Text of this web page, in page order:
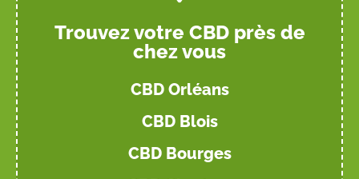
Trouvez votre CBD près de
chez vous
CBD Orléans
CBD Blois
CBD Bourges